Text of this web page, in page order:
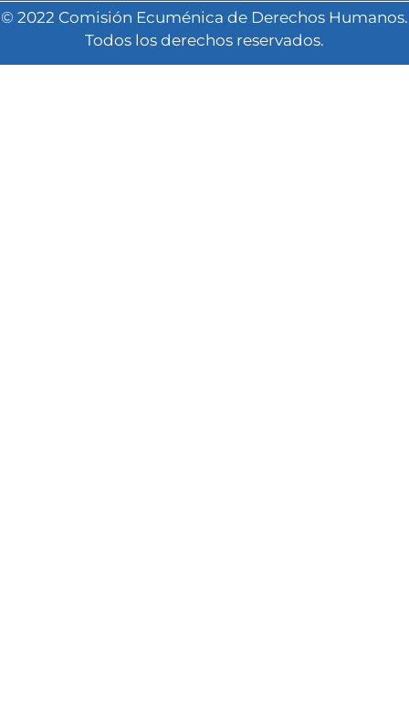
© 2022 Comisión Ecuménica de Derechos Humanos.
Todos los derechos reservados.